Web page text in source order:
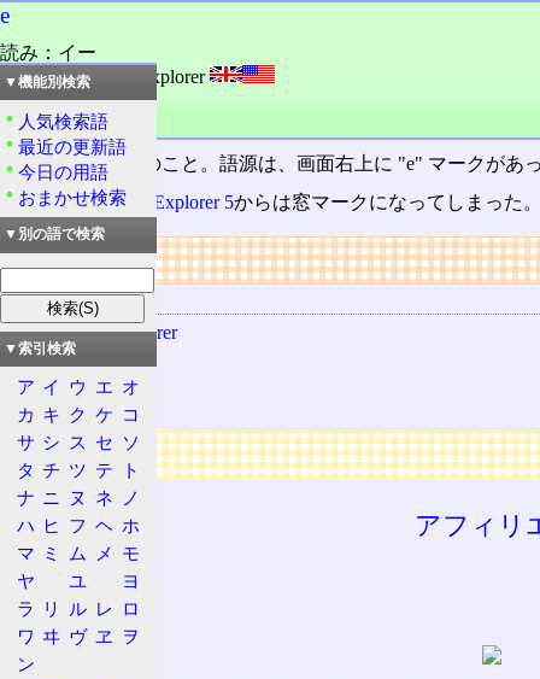
e
読み：イー
外語：e: Internet Explorer
発音：í:
品詞：名詞
Internet Explorer
のこと。語源は、画面右上に "e" マークがあ
ちなみにInternet Explorer 5からは窓マークになってしまった
リンク
関連する用語
Internet Explorer
Microsoft
IBM
広告
アフィリ
▼機能別検索
人気検索語
最近の更新語
今日の用語
おまかせ検索
▼別の語で検索
▼索引検索
ア イ ウ エ オ
カ キ ク ケ コ
サ シ ス セ ソ
タ チ ツ テ
ト
ナ ニ ヌ ネ
ノ
ハ ヒ フ ヘ ホ
マ ミ ム メ
モ
ヤ
ユ
ヨ
ラ
リ ル レ ロ
ワ ヰ ヴ ヱ
ヲ
ン